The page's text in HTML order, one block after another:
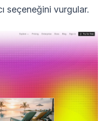
seçeneğini vurgular.